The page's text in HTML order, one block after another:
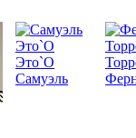
Это`О
Самуэль